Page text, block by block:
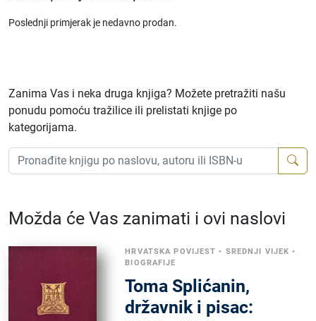
Poslednji primjerak je nedavno prodan.
Zanima Vas i neka druga knjiga? Možete pretražiti našu
ponudu pomoću tražilice ili prelistati knjige po
kategorijama.
Možda će Vas zanimati i ovi naslovi
HRVATSKA POVIJEST • SREDNJI VIJEK •
BIOGRAFIJE
Toma Splićanin,
državnik i pisac: